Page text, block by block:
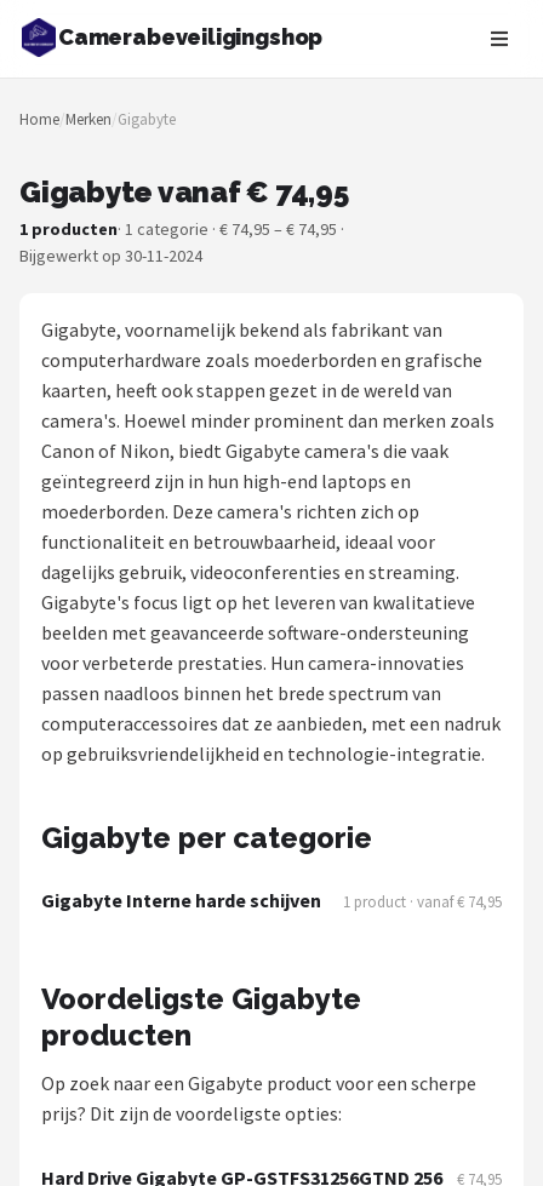
Camerabeveiligingshop
Zoeken
NAVIGATIE
Merken
Beveiligingscamera's
Camera Deurbellen
NAS
POPULAIRE MERKEN
Eufy
Home-Locking
Reolink
Hikvision
TP-Link
Teceye
Smartwares
Home/Merken/Gigabyte
Gigabyte vanaf € 74,95
1 producten· 1 categorie · € 74,95 – € 74,95 ·
Bijgewerkt op 30-11-2024
Gigabyte, voornamelijk bekend als fabrikant van
computerhardware zoals moederborden en grafische
kaarten, heeft ook stappen gezet in de wereld van
camera's. Hoewel minder prominent dan merken zoals
Canon of Nikon, biedt Gigabyte camera's die vaak
geïntegreerd zijn in hun high-end laptops en
moederborden. Deze camera's richten zich op
functionaliteit en betrouwbaarheid, ideaal voor
dagelijks gebruik, videoconferenties en streaming.
Gigabyte's focus ligt op het leveren van kwalitatieve
beelden met geavanceerde software-ondersteuning
voor verbeterde prestaties. Hun camera-innovaties
passen naadloos binnen het brede spectrum van
computeraccessoires dat ze aanbieden, met een nadruk
op gebruiksvriendelijkheid en technologie-integratie.
Gigabyte per categorie
Gigabyte Interne harde schijven 1 product · vanaf € 74,95
Voordeligste Gigabyte
producten
Op zoek naar een Gigabyte product voor een scherpe
prijs? Dit zijn de voordeligste opties:
Hard Drive Gigabyte GP-GSTFS31256GTND 256
€ 74,95